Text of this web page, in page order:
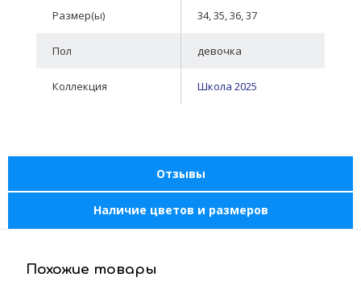
Размер(ы) 34, 35, 36, 37
Пол девочка
Коллекция Школа 2025
Отзывы
Наличие цветов и размеров
Похожие товары